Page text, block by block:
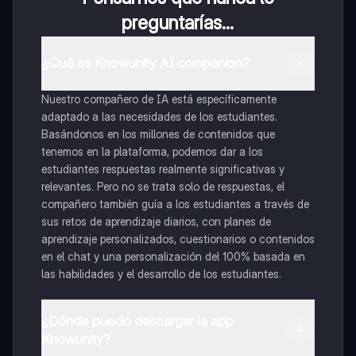
preguntarías...
Nuestro compañero de IA está específicamente
adaptado a las necesidades de los estudiantes.
Basándonos en los millones de contenidos que
tenemos en la plataforma, podemos dar a los
estudiantes respuestas realmente significativas y
relevantes. Pero no se trata solo de respuestas, el
compañero también guía a los estudiantes a través de
sus retos de aprendizaje diarios, con planes de
aprendizaje personalizados, cuestionarios o contenidos
en el chat y una personalización del 100% basada en
las habilidades y el desarrollo de los estudiantes.